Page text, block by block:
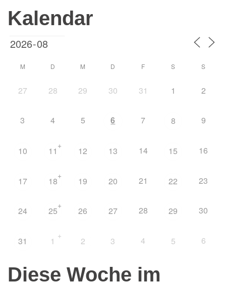
Kalendar
M D M D F S S
27 28 29 30 31 1 2
3 4 5 6 7 8 9
10 11 + 12 13 14 15 16
17 18+ 19 20 21 22 23
24 25+ 26 27 28 29 30
31 1 + 2 3 4 5 6
Diese Woche im